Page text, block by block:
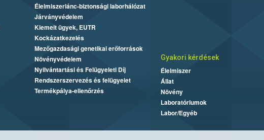
Élelmiszerlánc-biztonsági laborhálózat
Járványvédelem
Kiemelt ügyek, EUTR
Kockázatkezelés
Mezőgazdasági genetikai erőforrások
Növényvédelem
Nyilvántartási és Felügyeleti Díj
Rendszerszervezés és felügyelet
Termékpálya-ellenőrzés
Gyakori kérdések
Élelmiszer
Állat
Növény
Laboratóriumok
Labor/Egyéb